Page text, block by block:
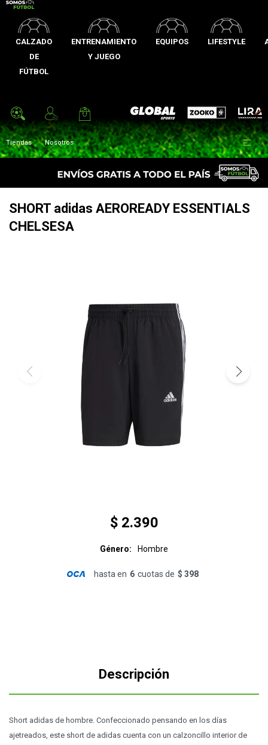
CALZADO
DE
FÚTBOL
ENTRENAMIENTO
Y JUEGO
EQUIPOS LIFESTYLE
Global Sports Zooko Lira
Tiendas Nosotros 
SHORT adidas AEROREADY ESSENTIALS
CHELSESA
$ 2.390
Género Hombre
hasta en 6 cuotas de $ 398
Descripción
Short adidas de hombre. Confeccionado pensando en los días
ajetreados, este short de adidas cuenta con un calzoncillo interior de